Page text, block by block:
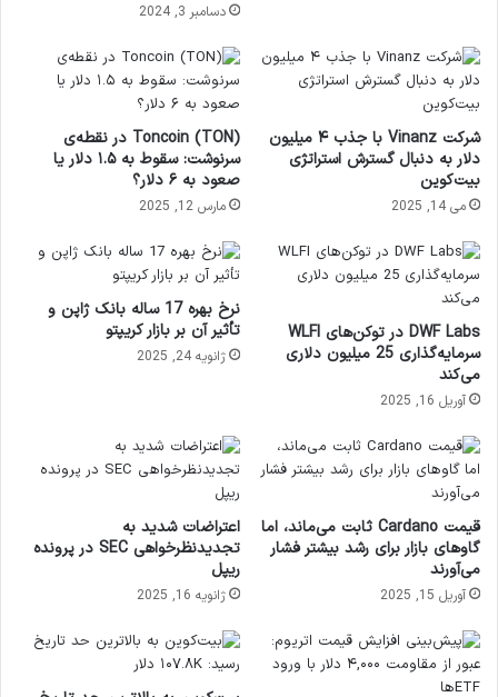
دسامبر 3, 2024
شرکت Vinanz با جذب ۴ میلیون
دلار به دنبال گسترش استراتژی
بیت‌کوین
می 14, 2025
Toncoin (TON) در نقطه‌ی
سرنوشت: سقوط به ۱.۵ دلار یا
صعود به ۶ دلار؟
مارس 12, 2025
DWF Labs در توکن‌های WLFI
سرمایه‌گذاری 25 میلیون دلاری
می‌کند
آوریل 16, 2025
نرخ بهره 17 ساله بانک ژاپن و
تأثیر آن بر بازار کریپتو
ژانویه 24, 2025
قیمت Cardano ثابت می‌ماند، اما
گاوهای بازار برای رشد بیشتر فشار
می‌آورند
آوریل 15, 2025
اعتراضات شدید به
تجدیدنظرخواهی SEC در پرونده
ریپل
ژانویه 16, 2025